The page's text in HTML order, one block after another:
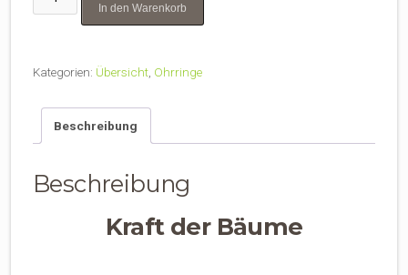
Santo
(Heiliges
Menge
In den Warenkorb
Kategorien: Übersicht Ohrringe
Beschreibung
Beschreibung
Kraft der Bäume